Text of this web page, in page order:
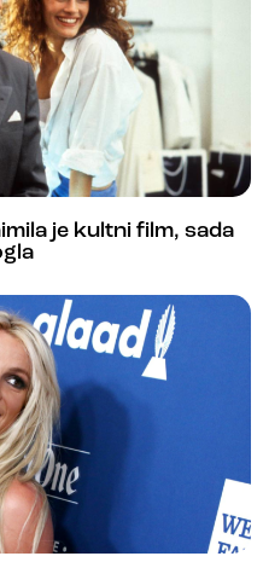
je kultni film, sada